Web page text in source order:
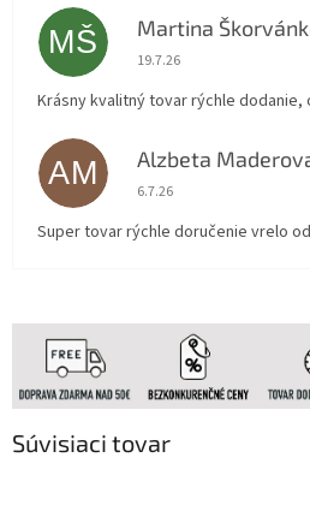
Súvisiaci tovar
MŠ Martina
Hodnotenie obchodu je
19.7.26
Krásny kvalitný tovar rýchle
AM Alzbeta
Hodnotenie obchodu je
6.7.26
Super tovar rýchle doručenie vrelo